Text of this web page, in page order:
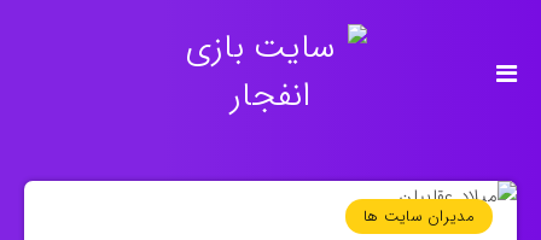
مدیران سایت ها